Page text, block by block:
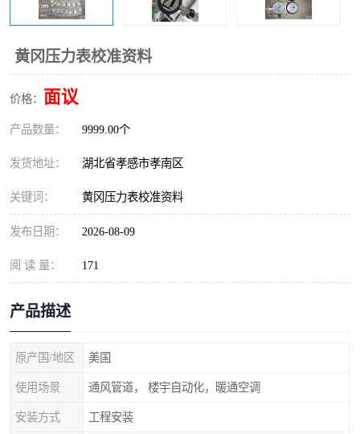
黄冈压力表校准资料
价格： 面议
产品数量： 9999.00个
发货地址： 湖北省孝感市孝南区
关键词： 黄冈压力表校准资料
发布日期： 2026-08-09
阅 读 量： 171
产品描述
原产国/地区 美国
使用场景 通风管道， 楼宇自动化，暖通空调
安装方式 工程安装